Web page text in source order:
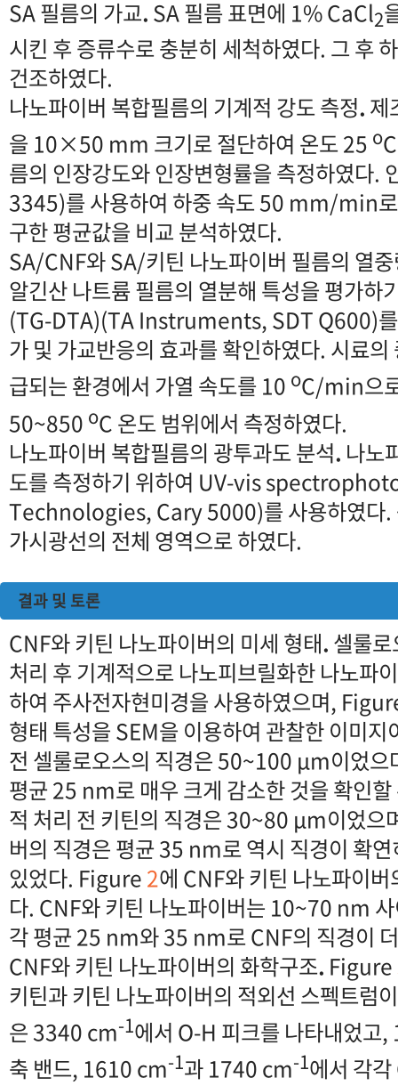
SA 필름의 가교.SA 필름 표면에 1% CaCl2
시킨 후 증류수로 충분히 세척하였다. 그 후
건조하였다.
나노파이버 복합필름의 기계적 강도 측정.제
을 10×50 mm 크기로 절단하여 온도 25 o
름의 인장강도와 인장변형률을 측정하였다
3345)를 사용하여 하중 속도 50 mm/min
구한 평균값을 비교 분석하였다.
SA/CNF와 SA/키틴 나노파이버 필름의 열
알긴산 나트륨 필름의 열분해 특성을 평가하
(TG-DTA)(TA Instruments, SDT Q600)를
가 및 가교반응의 효과를 확인하였다. 시료
급되는 환경에서 가열 속도를 10 oC/min으
50~850 oC 온도 범위에서 측정하였다.
나노파이버 복합필름의 광투과도 분석. 나노
도를 측정하기 위하여 UV-vis
Technologies, Cary 5000)를 사용하였다.
가시광선의 전체 영역으로 하였다.
결과 및 토론
CNF와 키틴 나노파이버의 미세 형태.셀룰
처리 후 기계적으로 나노피브릴화한 나노파
하여 주사전자현미경을 사용하였으며,
형태 특성을 SEM을 이용하여 관찰한 이미
전 셀룰로오스의 직경은 50~100 μm이었으
평균 25 nm로 매우 크게 감소한 것을 확인
적 처리 전 키틴의 직경은 30~80 μm이었으
버의 직경은 평균 35 nm로 역시 직경이 확
있었다. Figure2에 CNF와 키틴 나노파이
다. CNF와 키틴 나노파이버는 10~70 nm
각 평균 25 nm와 35 nm로 CNF의 직경이
CNF와 키틴 나노파이버의 화학구조. Figure
키틴과 키틴 나노파이버의 적외선 스펙트럼
은 3340 cm-1에서 O-H 피크를 나타내었고
축 밴드, 1610 cm-1과 1740 cm-1에서 각